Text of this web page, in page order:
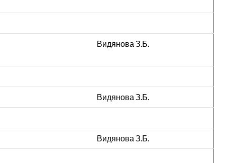
Видянова З.Б.
Видянова З.Б.
Видянова З.Б.